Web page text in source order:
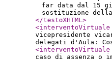
far data dal 15
sostituzione
</testoXHTML>
<interventoVirtuale
vicepresidente
delegati d'Aula:
<interventoVirtuale
caso di assenza o